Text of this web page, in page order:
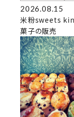
2026.08.15
米粉sweets
菓子の販売